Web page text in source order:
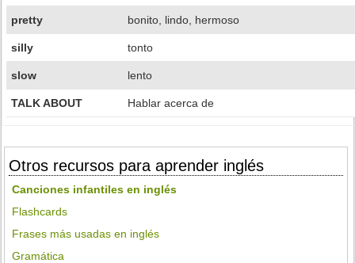
pretty bonito, lindo, hermoso
silly tonto
slow lento
TALK ABOUT Hablar acerca de
Otros recursos para aprender inglés
Canciones infantiles en inglés
Flashcards
Frases más usadas en inglés
Gramática